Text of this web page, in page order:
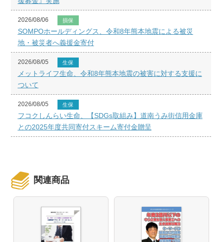
2026/08/06 損保
SOMPOホールディングス、令和8年熊本地震による被災
地・被災者へ義援金寄付
2026/08/05 生保
メットライフ生命、令和8年熊本地震の被害に対する支援に
ついて
2026/08/05 生保
フコクしんらい生命、【SDGs取組み】道南うみ街信用金庫
との2025年度共同寄付スキーム寄付金贈呈
関連商品